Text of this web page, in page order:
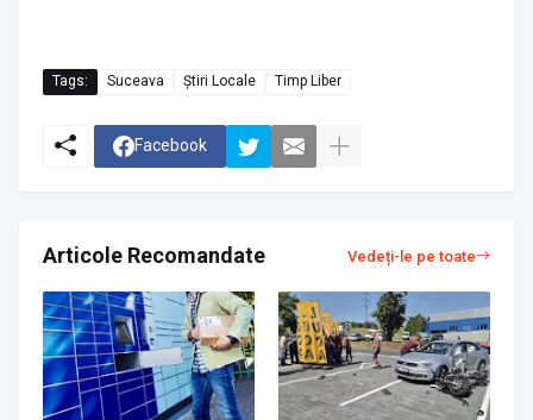
Tags: Suceava Știri Locale Timp Liber
Facebook
Articole Recomandate Vedeți-le pe toate